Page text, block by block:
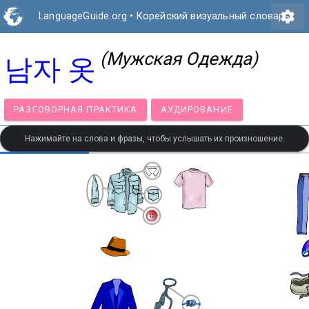
LanguageGuide.org • Корейский визуальный словарь
settings
남자 옷 (Мужская Одежда)
РАЗГОВОРНАЯ ПРАКТИКА АУДИРОВАНИЕ
Нажимайте на слова и фразы, чтобы услышать их произношение.